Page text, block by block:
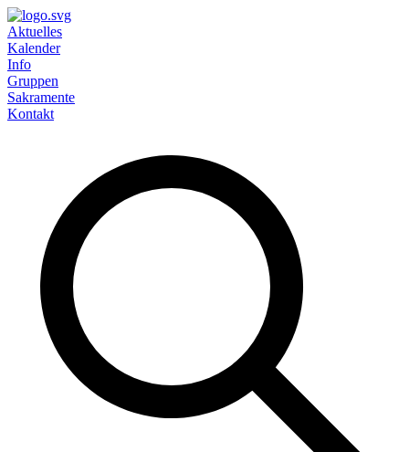
Aktuelles
Kalender
Info
Gruppen
Sakramente
Kontakt